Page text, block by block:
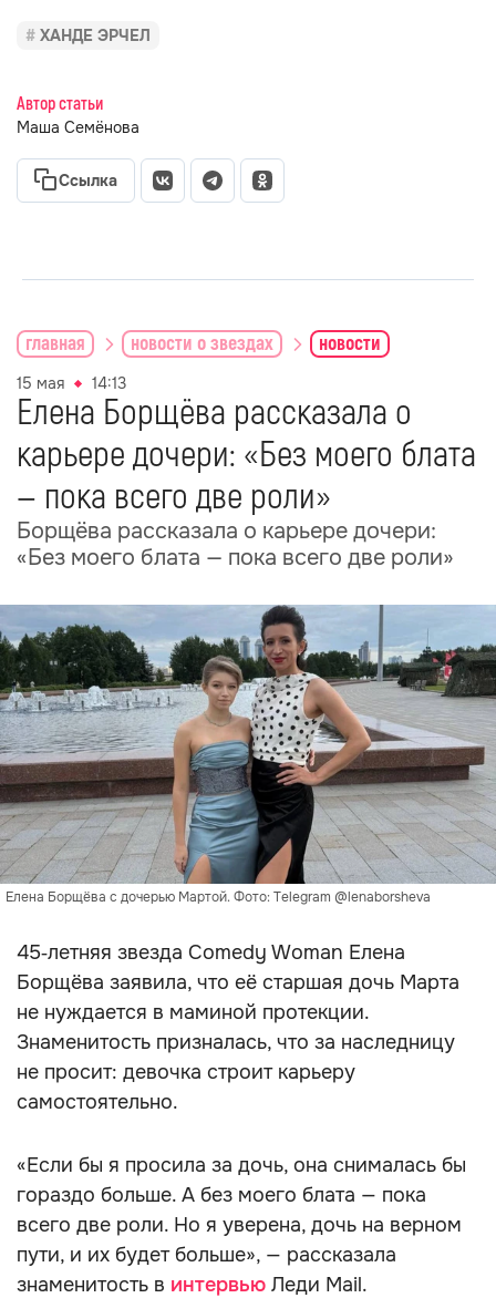
ХАНДЕ ЭРЧЕЛ
Автор статьи
Маша Семёнова
Ссылка
главная новости о звездах новости
15 мая 14:13
Елена Борщёва рассказала о
карьере дочери: «Без моего блата
— пока всего две роли»
Борщёва рассказала о карьере дочери:
«Без моего блата — пока всего две роли»
Елена Борщёва с дочерью Мартой. Фото: Telegram @lenaborsheva
45‑летняя звезда Comedy Woman Елена
Борщёва заявила, что её старшая дочь Марта
не нуждается в маминой протекции.
Знаменитость призналась, что за наследницу
не просит: девочка строит карьеру
самостоятельно.
«Если бы я просила за дочь, она снималась бы
гораздо больше. А без моего блата — пока
всего две роли. Но я уверена, дочь на верном
пути, и их будет больше», — рассказала
знаменитость в интервью Леди Mail.